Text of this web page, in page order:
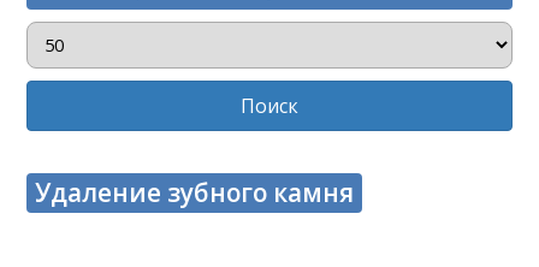
Поиск
Удаление зубного камня